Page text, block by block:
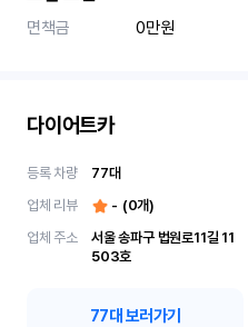
면책금 0만원
다이어트카
등록 차량 77대
업체 리뷰
- (0개)
업체 주소
서울 송파구 법원로11길 11	문정현대지식산업센터1-1 B동
503호
77대 보러가기